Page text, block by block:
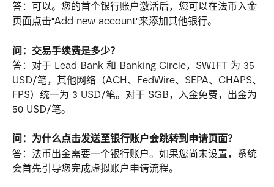
答：可以。您的首个银行账户激活后，您可以在法币入金
页面点击"Add new account"来添加其他银行。
问：交易手续费是多少？
答：对于 Lead Bank 和 Banking Circle，SWIFT 为 35
USD/笔，其他网络（ACH、FedWire、SEPA、CHAPS、
FPS）统一为 3 USD/笔。对于 SGB，入金免费，出金为
50 USD/笔。
问：为什么点击发送至银行账户会跳转到申请页面？
答：法币出金需要一个银行账户。如果您尚未设置，系统
会首先引导您完成虚拟账户申请流程。